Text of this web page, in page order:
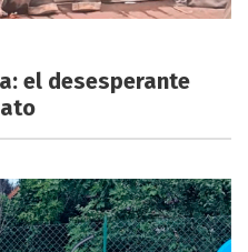
el desesperante